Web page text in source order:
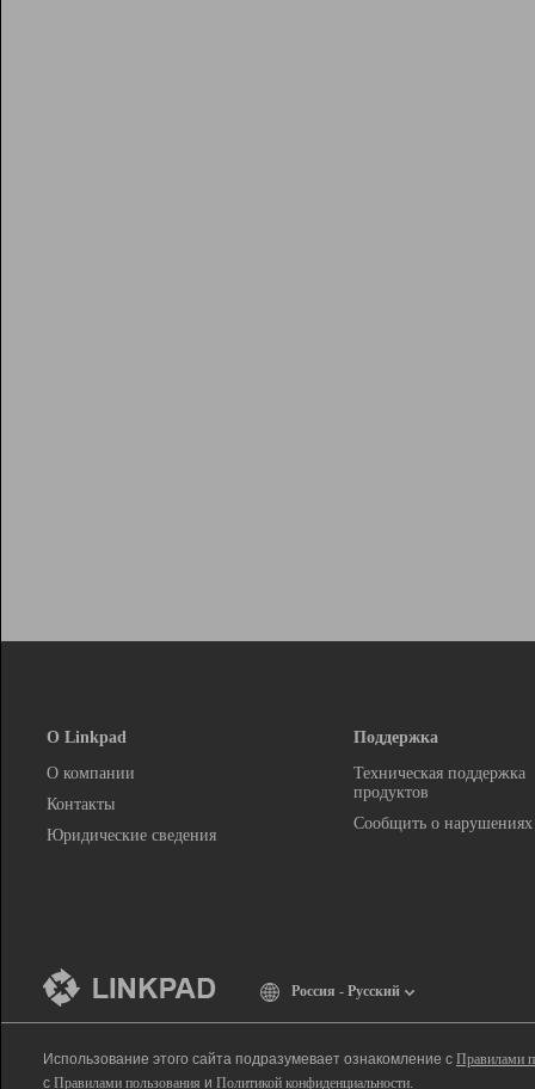
О Linkpad
О компании
Контакты
Юридические сведения
Поддержка
Техническая поддержка
продуктов
Сообщить о нарушениях
Россия - Русский
Использование этого сайта подразумевает ознакомление с Правилами
с Правилами пользования и Политикой конфиденциальности.